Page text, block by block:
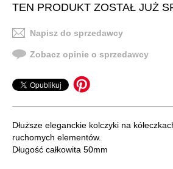
TEN PRODUKT ZOSTAŁ JUŻ
Napisz do sprzedawcy
Zobacz opinie o sprzedawcy
Dłuższe eleganckie kolczyki na
ruchomych elementów.
Długość całkowita 50mm